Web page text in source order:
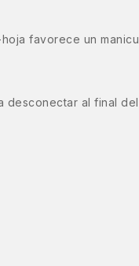
favorece un
al final